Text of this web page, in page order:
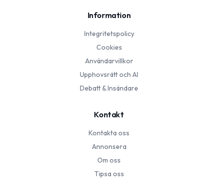
Information
Integritetspolicy
Cookies
Användarvillkor
Upphovsrätt och AI
Debatt & Insändare
Kontakt
Kontakta oss
Annonsera
Om oss
Tipsa oss